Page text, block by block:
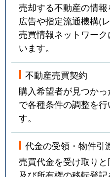
売却する不動産の情
広告や指定流通機構(
売買情報ネットワー
います。
不動産売買契約
購入希望者が見つか
で各種条件の調整を
す。
代金の受領・物件引
売買代金を受け取り
及び所有権の移転登